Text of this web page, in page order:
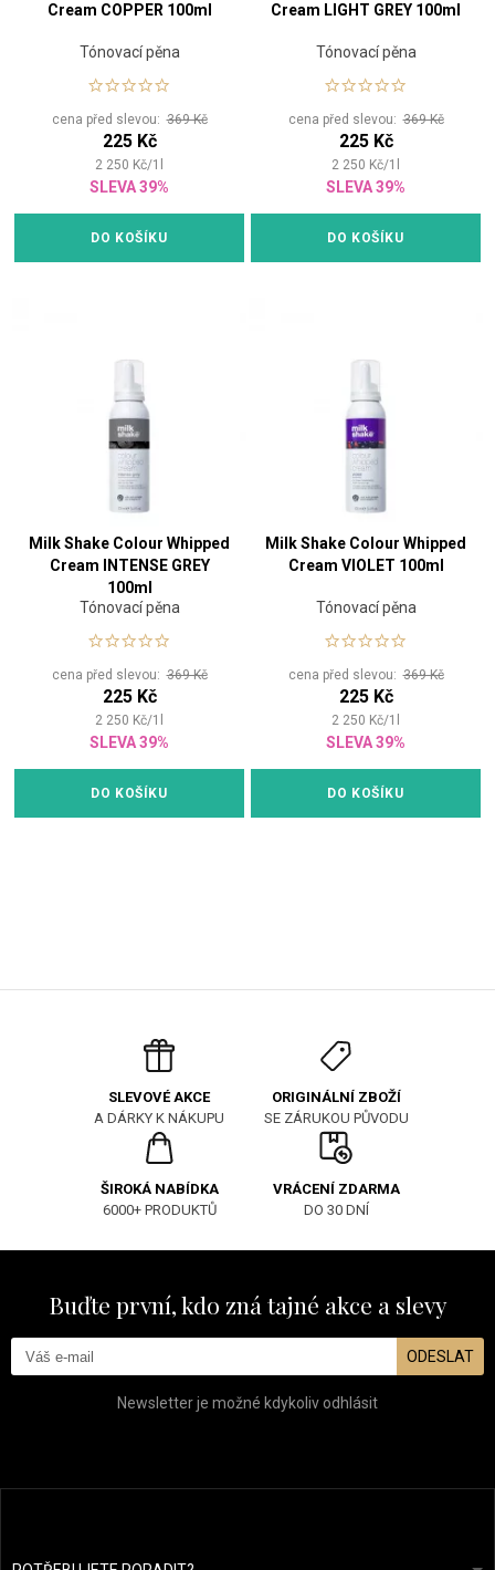
Cream COPPER 100ml
Tónovací pěna
cena před slevou:369 Kč
225 Kč
2 250 Kč/1
SLEVA 39%
DO KOŠÍKU
Cream LIGHT GREY 100ml
Tónovací pěna
cena před slevou:369 Kč
225 Kč
2 250 Kč/1
SLEVA 39%
DO KOŠÍKU
Milk Shake Colour Whipped
Cream INTENSE GREY
100ml
Tónovací pěna
cena před slevou:369 Kč
225 Kč
2 250 Kč/1
SLEVA 39%
DO KOŠÍKU
Milk Shake Colour Whipped
Cream VIOLET 100ml
Tónovací pěna
cena před slevou:369 Kč
225 Kč
2 250 Kč/1
SLEVA 39%
DO KOŠÍKU
SLEVOVÉ AKCE
A DÁRKY K NÁKUPU
ORIGINÁLNÍ ZBOŽÍ
SE ZÁRUKOU PŮVODU
ŠIROKÁ NABÍDKA
6000+ PRODUKTŮ
VRÁCENÍ ZDARMA
DO 30 DNÍ
Buďte první, kdo zná tajné akce a slevy
ODESLAT
Newsletter je možné kdykoliv odhlásit